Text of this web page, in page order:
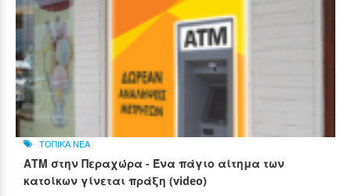
ΤΟΠΙΚΑ ΝΕΑ
ΑΤΜ στην Περαχώρα - Ένα πάγιο αίτημα των
κατοίκων γίνεται πράξη (video)